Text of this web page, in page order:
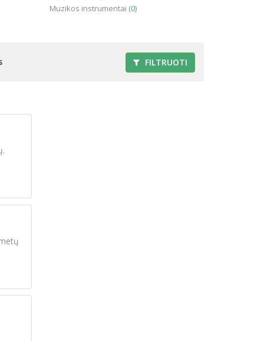
Muzikos instrumentai (0)
FILTRUOTI